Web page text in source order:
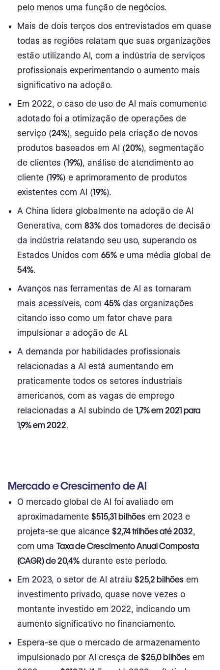
pelo menos uma função de negócios.
Mais de dois terços dos entrevistados em quase
todas as regiões relatam que suas organizações
estão utilizando AI, com a indústria de serviços
profissionais experimentando o aumento mais
significativo na adoção.
Em 2022, o caso de uso de AI mais comumente
adotado foi a otimização de operações de
serviço (24%), seguido pela criação de novos
produtos baseados em AI (20%), segmentação
de clientes (19%), análise de atendimento ao
cliente (19%) e aprimoramento de produtos
existentes com AI (19%).
A China lidera globalmente na adoção de AI
Generativa, com83% dos tomadores de decisão
da indústria relatando seu uso, superando os
Estados Unidos com65% e uma média global de
54%.
Avanços nas ferramentas de AI as tornaram
mais acessíveis, com45% das organizações
citando isso como um fator chave para
impulsionar a adoção de AI.
A demanda por habilidades profissionais
relacionadas a AI está aumentando em
praticamente todos os setores industriais
americanos, com as vagas de emprego
relacionadas a AI subindo de1,7% em 2021 para
1,9% em 2022.
Mercado e Crescimento de AI
O mercado global de AI foi avaliado em
aproximadamente$515,31 bilhões em 2023 e
projeta-se que alcance$2,74 trilhões até 2032,
com umaTaxa de Crescimento Anual Composta
(CAGR) de 20,4% durante este período.
Em 2023, o setor de AI atraiu$25,2 bilhões em
investimento privado, quase nove vezes o
montante investido em 2022, indicando um
aumento significativo no financiamento.
Espera-se que o mercado de armazenamento
impulsionado por AI cresça de$25,0 bilhões em